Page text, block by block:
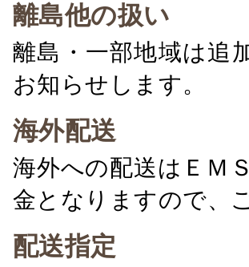
離島他の扱い
離島・一部地域は追
お知らせします。
海外配送
海外への配送はＥＭ
金となりますので、
配送指定